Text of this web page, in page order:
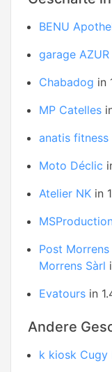
BENU
garage AZUR
Chabadog in
MP Catelles
anatis fitness
Moto Déclic
Atelier NK in
Post
Morrens Sàrl
Evatours in
Andere
k kiosk Cugy